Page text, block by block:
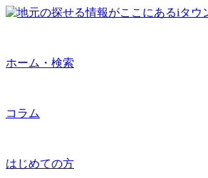
ホーム・検索
コラム
はじめての方